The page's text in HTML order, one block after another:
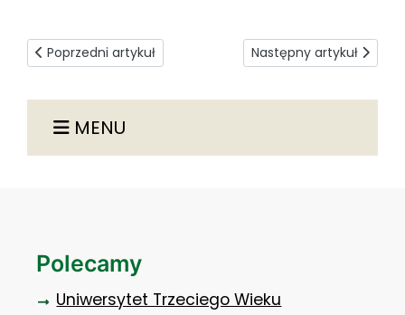
MENU
Poprzedni artykuł: Discrimination and unequal treatment
Poprzedni artykuł Następny artykuł: ECTS
Następny artykuł
Polecamy
Uniwersytet Trzeciego Wieku